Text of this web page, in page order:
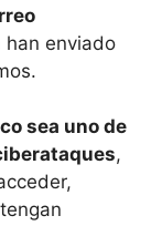
han enviado
sea uno de
,